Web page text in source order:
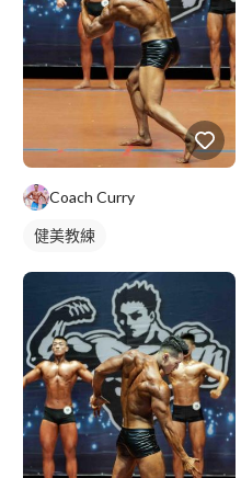
Coach Curry
健美教練